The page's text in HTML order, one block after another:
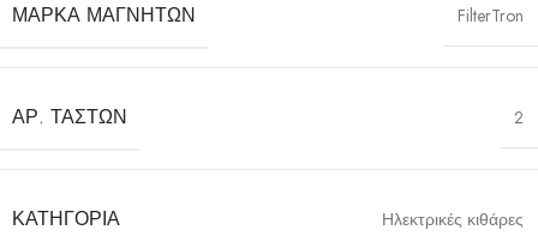
ΜΆΡΚΑ ΜΑΓΝΗΤΏΝ FilterTron
ΑΡ. ΤΆΣΤΩΝ 2
ΚΑΤΗΓΟΡΊΑ Ηλεκτρικές κιθάρες